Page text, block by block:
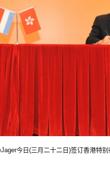
今日(三月二十二日)签订香港特